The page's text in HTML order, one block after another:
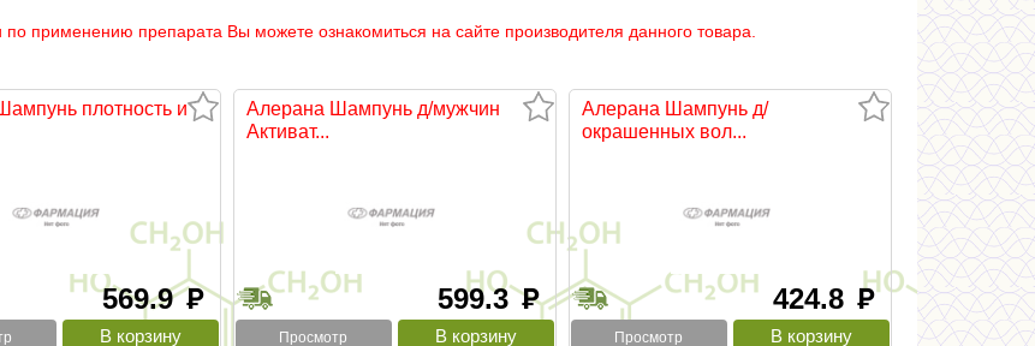
применению препарата Вы можете ознакомиться на сайте производителя данного товара.
плотность и
569.9руб
Алерана Шампунь д/мужчин
Активат...
599.3руб
Просмотр
Алерана Шампунь д/
окрашенных вол...
424.8 руб
Просмотр